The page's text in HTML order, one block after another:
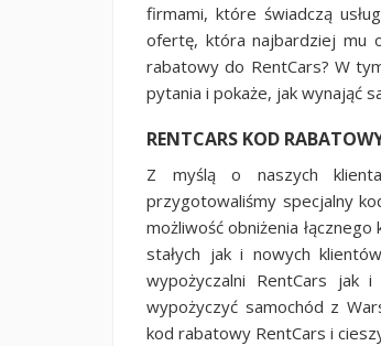
firmami, które świadczą
ofertę, która najbardziej mu
rabatowy do RentCars? W
pytania i pokaże, jak wynająć
RENTCARS KOD
Z myślą o naszych
przygotowaliśmy specjalny
możliwość obniżenia
stałych jak i nowych
wypożyczalni RentCars jak
wypożyczyć samochód z
kod rabatowy RentCars i